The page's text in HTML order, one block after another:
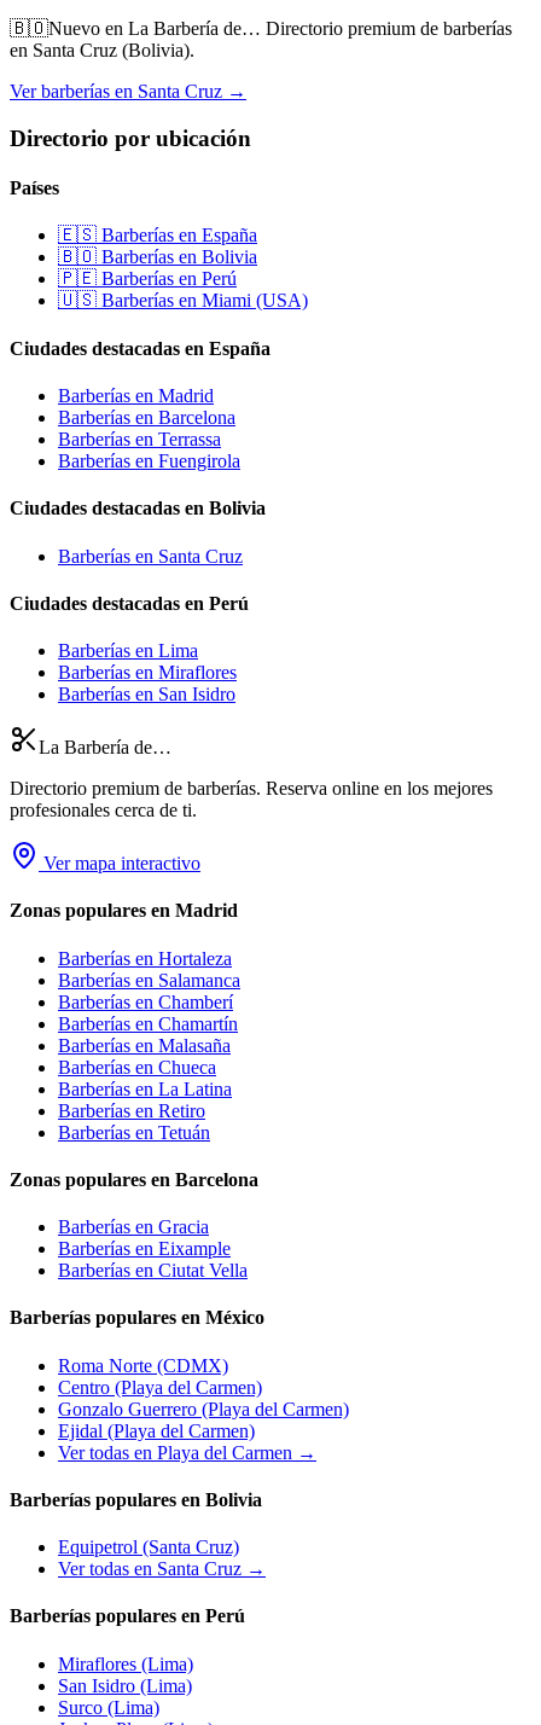
🇧🇴Nuevo en La Barbería de… Directorio premium de barberías
en Santa Cruz (Bolivia).
Ver barberías en Santa Cruz →
Directorio por ubicación
Países
🇪🇸 Barberías en España
🇧🇴 Barberías en Bolivia
🇵🇪 Barberías en Perú
🇺🇸 Barberías en Miami (USA)
Ciudades destacadas en España
Barberías en Madrid
Barberías en Barcelona
Barberías en Terrassa
Barberías en Fuengirola
Ciudades destacadas en Bolivia
Barberías en Santa Cruz
Ciudades destacadas en Perú
Barberías en Lima
Barberías en Miraflores
Barberías en San Isidro
La Barbería de…
Directorio premium de barberías. Reserva online en los mejores
profesionales cerca de ti.
Ver mapa interactivo
Zonas populares en Madrid
Barberías en Hortaleza
Barberías en Salamanca
Barberías en Chamberí
Barberías en Chamartín
Barberías en Malasaña
Barberías en Chueca
Barberías en La Latina
Barberías en Retiro
Barberías en Tetuán
Zonas populares en Barcelona
Barberías en Gracia
Barberías en Eixample
Barberías en Ciutat Vella
Barberías populares en México
Roma Norte (CDMX)
Centro (Playa del Carmen)
Gonzalo Guerrero (Playa del Carmen)
Ejidal (Playa del Carmen)
Ver todas en Playa del Carmen →
Barberías populares en Bolivia
Equipetrol (Santa Cruz)
Ver todas en Santa Cruz →
Barberías populares en Perú
Miraflores (Lima)
San Isidro (Lima)
Surco (Lima)